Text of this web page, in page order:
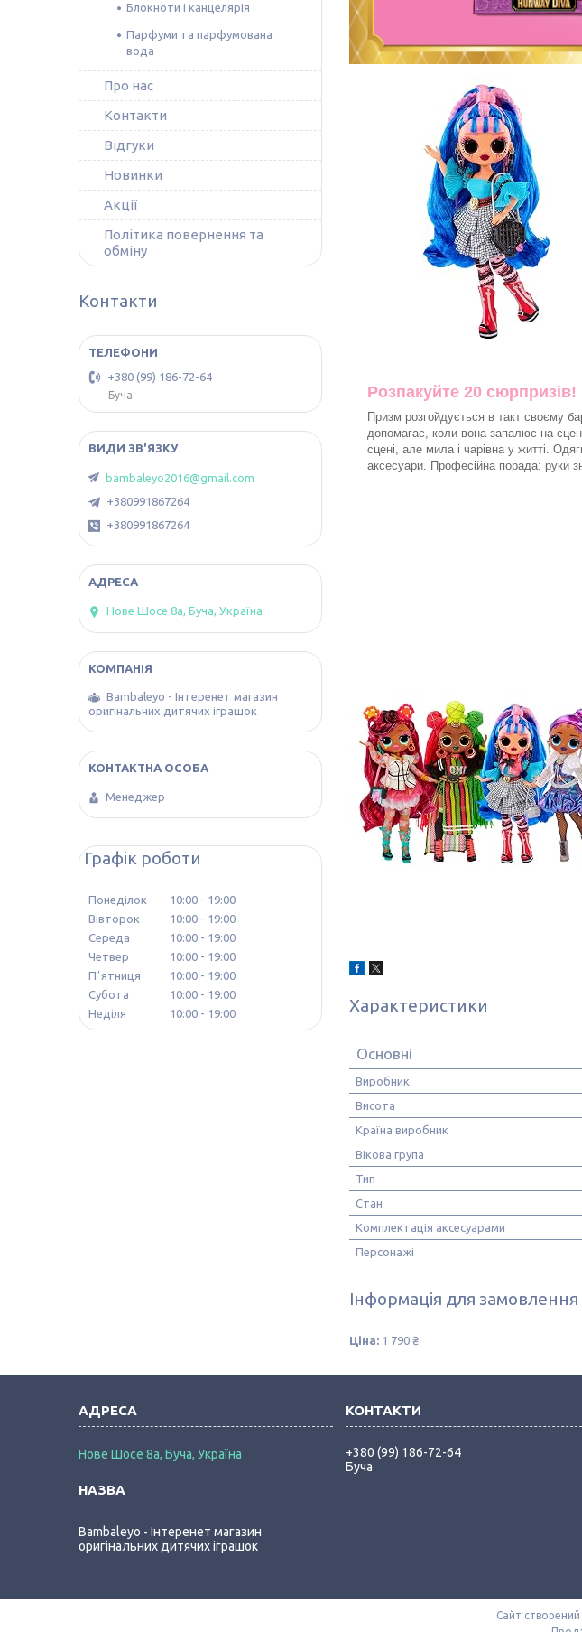
Розпакуйте 20 сюрпризів!
Призм розгойдується в такт своєму
допомагає, коли вона запалює на
сцені, але мила і чарівна у житті.
аксесуари. Професійна порада: руки
Характеристики
Основні
Виробник
Висота
Країна виробник
Вікова група
Тип
Стан
Комплектація аксесуарами
Персонажі
Інформація для замовлення
Ціна: 1 790 ₴
Блокноти і канцелярія
Парфуми та парфумована
вода
Про нас
Контакти
Відгуки
Новинки
Акції
Політика повернення та
обміну
Контакти
+380 (99) 186-72-64
Буча
bambaleyo2016@gmail.com
+380991867264
+380991867264
Нове Шосе 8а, Буча, Україна
Bambaleyo - Інтеренет магазин
оригінальних дитячих іграшок
Менеджер
Графік роботи
Понеділок 10:00
19:00
Вівторок
10:00
19:00
Середа
10:00
19:00
Четвер
10:00
19:00
Пʼятниця
10:00
19:00
Субота
10:00
19:00
Неділя
10:00 19:00
Нове Шосе 8а, Буча, Україна
Bambaleyo - Інтеренет магазин
оригінальних дитячих іграшок
+380 (99) 186-72-64
Буча
Сайт